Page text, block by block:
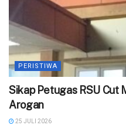
PERISTIWA
‎Sikap Petugas RSU Cut
Arogan
25 JULI 2026